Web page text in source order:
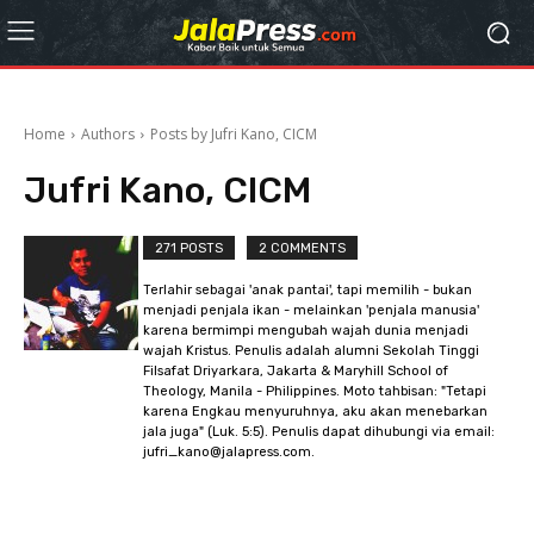
Home Authors Posts by Jufri Kano, CICM
Jufri Kano, CICM
271 POSTS 2 COMMENTS
Terlahir sebagai 'anak pantai', tapi memilih - bukan
menjadi penjala ikan - melainkan 'penjala manusia'
karena bermimpi mengubah wajah dunia menjadi
wajah Kristus. Penulis adalah alumni Sekolah Tinggi
Filsafat Driyarkara, Jakarta & Maryhill School of
Theology, Manila - Philippines. Moto tahbisan: "Tetapi
karena Engkau menyuruhnya, aku akan menebarkan
jala juga" (Luk. 5:5). Penulis dapat dihubungi via email:
jufri_kano@jalapress.com.